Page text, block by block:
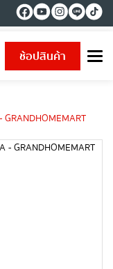
ช้อปสินค้า
T
n